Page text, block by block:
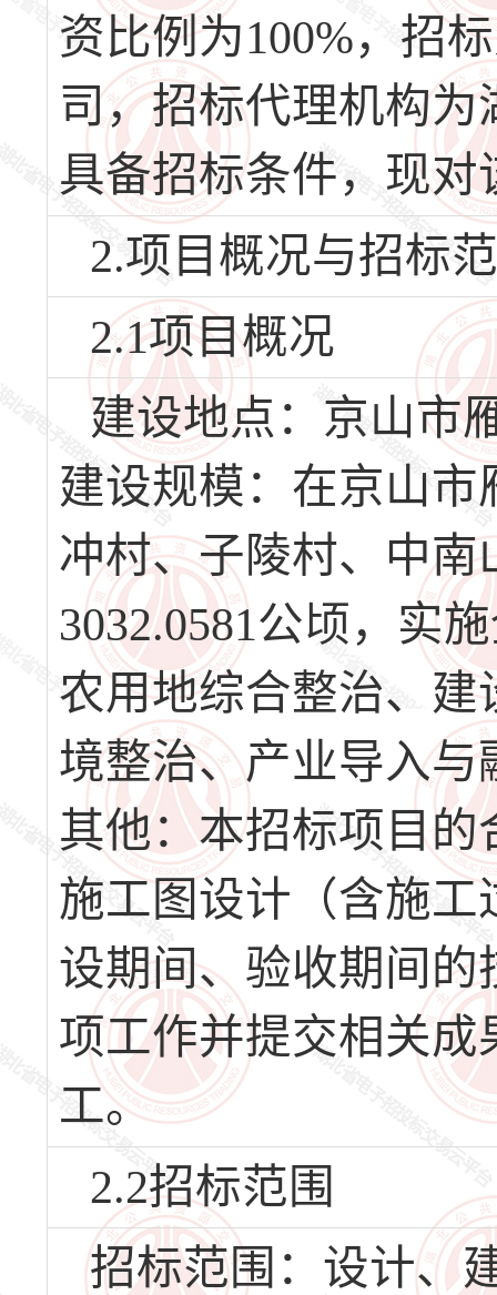
资比例为100%，招
司，招标代理机构
具备招标条件，现
2.项目概况与招标
2.1项目概况
建设地点：京山市
建设规模：在京山
冲村、子陵村、中
3032.0581公顷，实
农用地综合整治、
境整治、产业导入
其他：本招标项目的
施工图设计（含施
设期间、验收期间
项工作并提交相关
工。
2.2招标范围
招标范围：设计、